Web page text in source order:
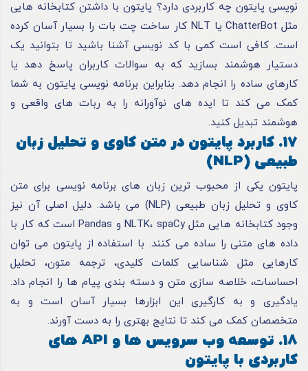
نویسی پایتون چه کاربردی دارد؟ پایتون با داشتن کتابخانه هایی
مثل ChatterBot یا NLT کار ساخت چت بات را بسیار آسان کرده
است. کافی است کمی با کد نویسی آشنا باشید تا بتوانید یک
دستیار هوشمند بسازید که به سوالات کاربران پاسخ دهد یا
کارهای ساده را انجام دهد. بنابراین برنامه نویسی پایتون به شما
کمک می کند تا ایده های نوآورانه را به ربات های واقعی و
هوشمند تبدیل کنید.
17. کاربرد پایتون در متن کاوی و تحلیل زبان
طبیعی (NLP)
پایتون یکی از محبوب ترین زبان های برنامه نویسی برای متن
کاوی و تحلیل زبان طبیعی (NLP) می باشد. دلیل اصلی آن نیز
وجود کتابخانه هایی مثل NLTK، spaCy و Pandas است که کار با
داده های متنی را ساده می کنند. با استفاده از پایتون می توان
کارهایی مثل شناسایی کلمات کلیدی، ترجمه متون، تحلیل
احساسات، خلاصه سازی متن و دسته بندی پیام ها را انجام داد.
یادگیری و به کارگیری این ابزارها بسیار آسان است و به
متخصصان کمک می کند تا نتایج بهتری را به دست آورند.
18. توسعه وب سرویس ها و API های
کاربردی با پایتون